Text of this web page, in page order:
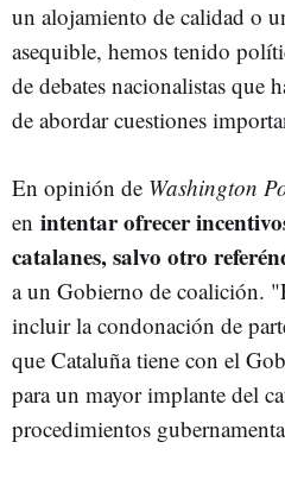
un alojamiento de calidad o
asequible, hemos tenido
de debates nacionalistas que
de abordar cuestiones
En opinión de Washington
en intentar ofrecer
catalanes, salvo otro
a un Gobierno de coalición.
incluir la condonación de
que Cataluña tiene con el
para un mayor implante del
procedimientos